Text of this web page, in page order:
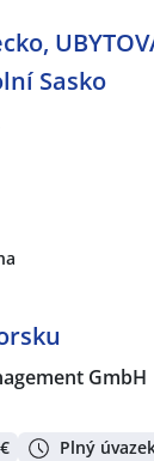
Sasko
GmbH
Plný